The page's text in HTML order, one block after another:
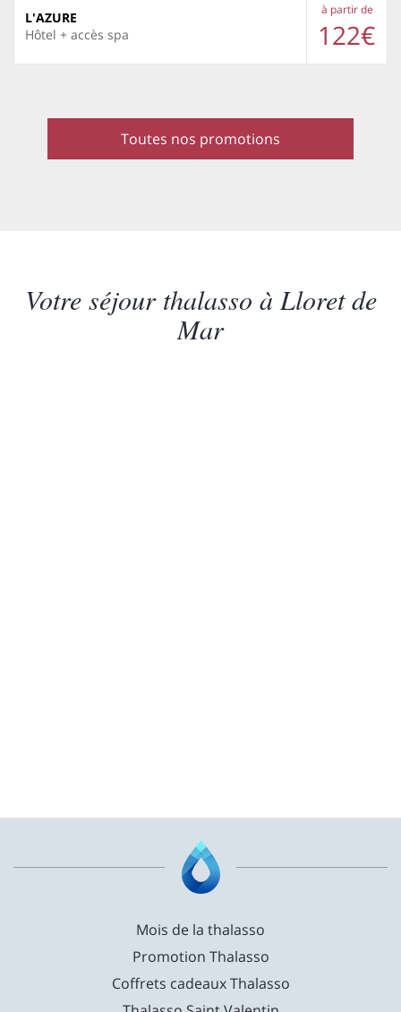
L'AZURE
Hôtel + accès spa
à partir de
122€
Toutes nos promotions
Votre séjour thalasso à Lloret de
Mar
Mois de la thalasso
Promotion Thalasso
Coffrets cadeaux Thalasso